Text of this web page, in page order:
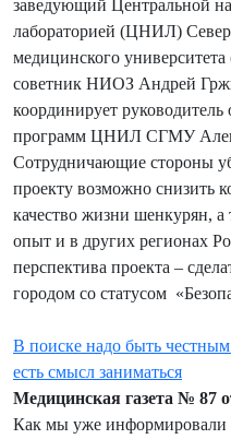
заведующий Центральной
лабораторией (ЦНИЛ)
медицинского
советник НИОЗ Андрей
координирует
программ ЦНИЛ СГМУ
Сотрудничающие стороны
проекту возможно снизить
качество жизни шенкурян,
опыт и в других регионах
перспектива проекта –
городом со статусом
В поиске надо быть
есть смысл заниматься
Медицинская газета № 87
Как мы уже